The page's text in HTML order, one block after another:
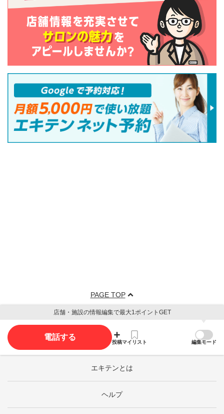
PAGE TOP
店舗・施設の情報編集で最大1ポイントGET
電話する
投稿マイリスト 編集モード
エキテンとは
ヘルプ